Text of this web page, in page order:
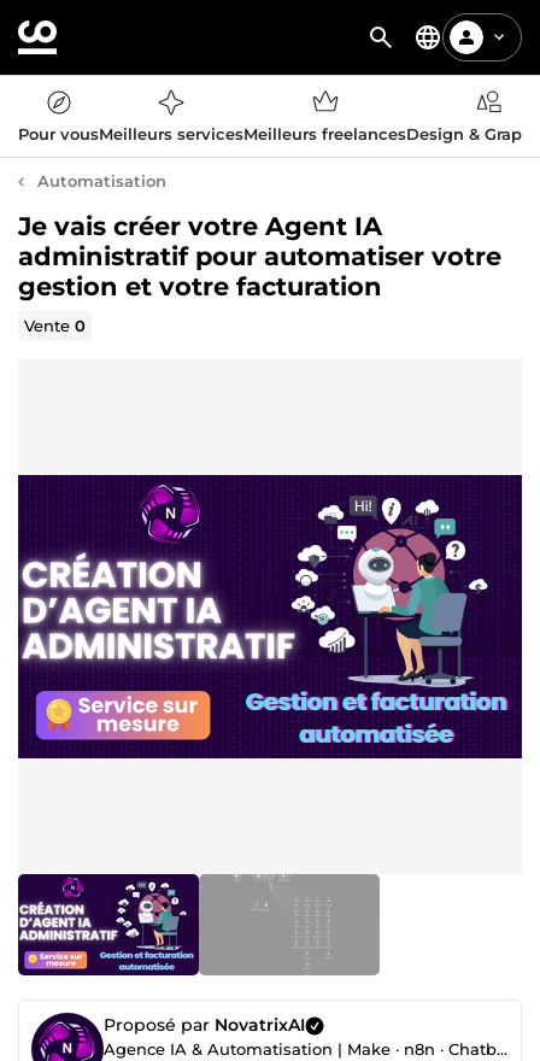
Pour vousMeilleurs servicesMeilleurs freelancesDesign &
Automatisation
Je vais créer votre Agent IA
administratif pour automatiser votre
gestion et votre facturation
Vente0
Proposé par NovatrixAI
Agence IA & Automatisation | Make · n8n · Chatbot · Agent IA · CRM